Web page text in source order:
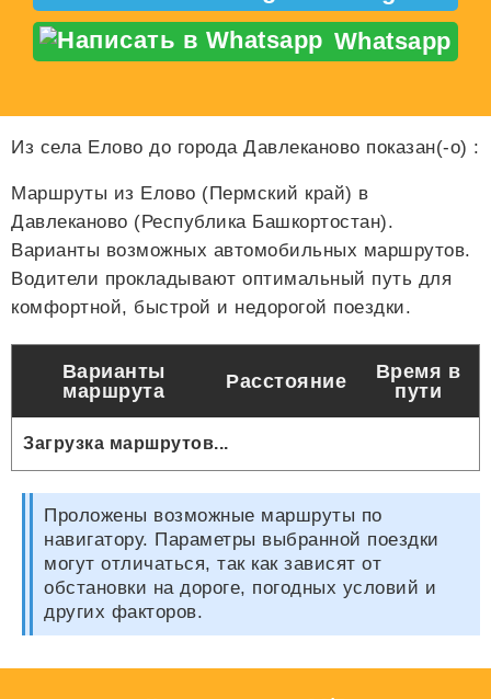
Whatsapp
Из села Елово до города Давлеканово показан(-о) :
Маршруты из Елово (Пермский край) в
Давлеканово (Республика Башкортостан).
Варианты возможных автомобильных маршрутов.
Водители прокладывают оптимальный путь для
комфортной, быстрой и недорогой поездки.
Варианты
маршрута
Расстояние
Время в
пути
Загрузка маршрутов...
Проложены возможные маршруты по
навигатору. Параметры выбранной поездки
могут отличаться, так как зависят от
обстановки на дороге, погодных условий и
других факторов.